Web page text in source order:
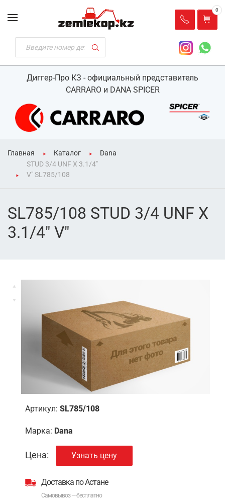
Диггер-Про КЗ - официальный представитель
CARRARO и DANA SPICER
0
Главная Каталог
Dana
STUD 3/4 UNF X 3.1/4"
V" SL785/108
SL785/108 STUD 3/4 UNF X
3.1/4" V"
Артикул: SL785/108
Марка: Dana
Цена: Узнать цену
Доставка по Астане
Самовывоз — бесплатно